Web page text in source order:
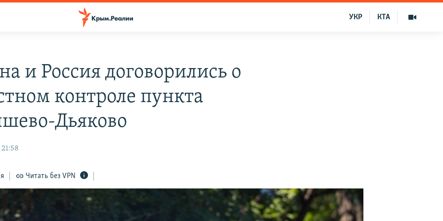
КТА
УКР
и Россия договорились о
контроле пункта
Дьяково
Читать без VPN